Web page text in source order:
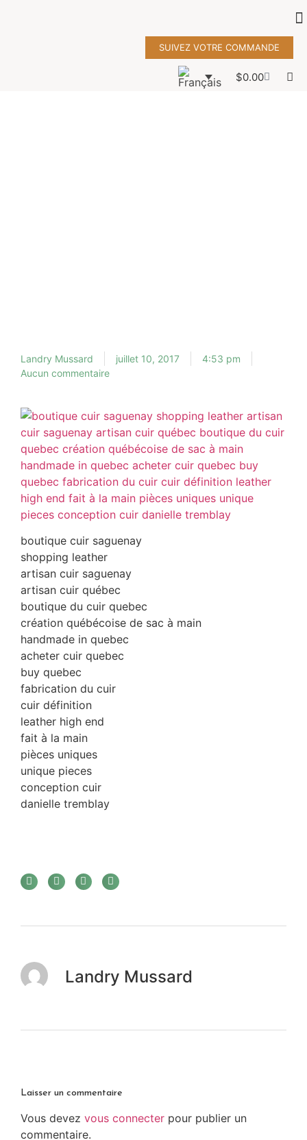
SUIVEZ VOTRE COMMANDE
$0.00
Landry Mussard juillet 10, 2017
4:53 pm
Aucun commentaire
boutique cuir saguenay
shopping leather
artisan cuir saguenay
artisan cuir québec
boutique du cuir quebec
création québécoise de sac à main
handmade in quebec
acheter cuir quebec
buy quebec
fabrication du cuir
cuir définition
leather high end
fait à la main
pièces uniques
unique pieces
conception cuir
danielle tremblay
Landry Mussard
Laisser un commentaire
Vous devez vous connecter pour publier un
commentaire.